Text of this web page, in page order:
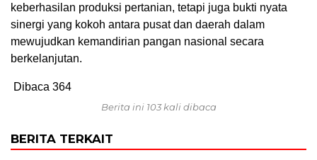
keberhasilan produksi pertanian, tetapi juga bukti nyata
sinergi yang kokoh antara pusat dan daerah dalam
mewujudkan kemandirian pangan nasional secara
berkelanjutan.
Dibaca 364
Berita ini 103 kali dibaca
BERITA TERKAIT